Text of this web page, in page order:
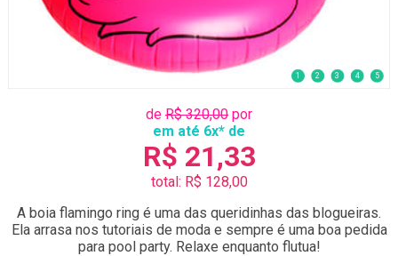
1 2 3 4 5
de R$ 320,00 por
em até 6x* de
R$ 21,33
total: R$ 128,00
A boia flamingo ring é uma das queridinhas das blogueiras.
Ela arrasa nos tutoriais de moda e sempre é uma boa pedida
para pool party. Relaxe enquanto flutua!